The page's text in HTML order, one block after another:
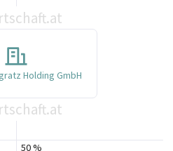
Holding GmbH
50 %